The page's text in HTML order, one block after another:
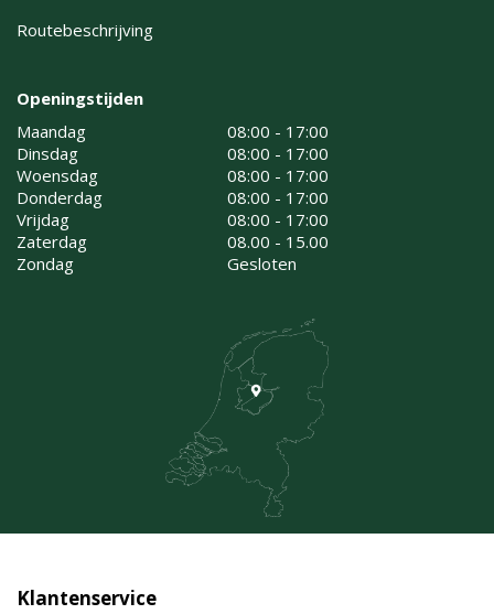
Routebeschrijving
Openingstijden
Maandag
08:00 - 17:00
Dinsdag
08:00 - 17:00
Woensdag
08:00 - 17:00
Donderdag
08:00 - 17:00
Vrijdag
08:00 - 17:00
Zaterdag
08.00 - 15.00
Zondag
Gesloten
Klantenservice